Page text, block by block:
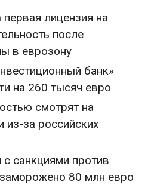
лицензия на
после
в еврозону
банк»
на 260 тысяч евро
смотрят на
из-за российских
санкциями против
80 млн евро